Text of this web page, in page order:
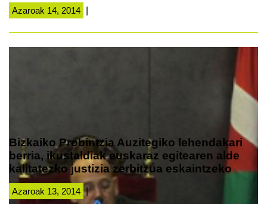
Azaroak 14, 2014
Bizkaiko Probintzia Auzitegiko lehendakari
berria, ikustaldiak euskaraz egitearen alde
kalitatezko justizia zerbitzua eskaintzeko
Azaroak 13, 2014 |